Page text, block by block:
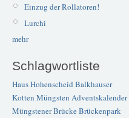
Einzug der Rollatoren!
Lurchi
mehr
Schlagwortliste
Haus Hohenscheid Balkhauser
Kotten Müngsten Adventskalender
Müngstener BrückeBrückenpark